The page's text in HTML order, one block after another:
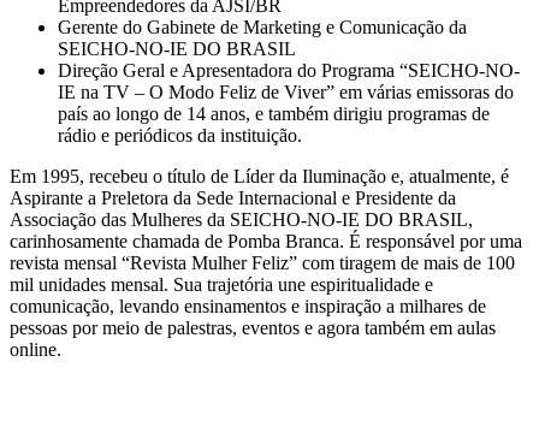
Empreendedores da AJSI/BR
Gerente do Gabinete de Marketing e Comunicação da
SEICHO-NO-IE DO BRASIL
Direção Geral e Apresentadora do Programa “SEICHO-NO-
IE na TV – O Modo Feliz de Viver” em várias emissoras do
país ao longo de 14 anos, e também dirigiu programas de
rádio e periódicos da instituição.
Em 1995, recebeu o título de Líder da Iluminação e, atualmente, é
Aspirante a Preletora da Sede Internacional e Presidente da
Associação das Mulheres da SEICHO-NO-IE DO BRASIL,
carinhosamente chamada de Pomba Branca. É responsável por uma
revista mensal “Revista Mulher Feliz” com tiragem de mais de 100
mil unidades mensal. Sua trajetória une espiritualidade e
comunicação, levando ensinamentos e inspiração a milhares de
pessoas por meio de palestras, eventos e agora também em aulas
online.